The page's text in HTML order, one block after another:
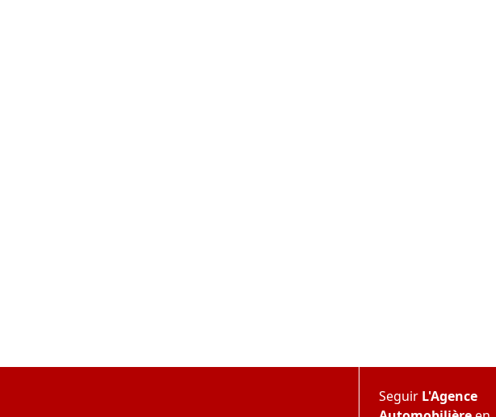
Seguir L'Agence